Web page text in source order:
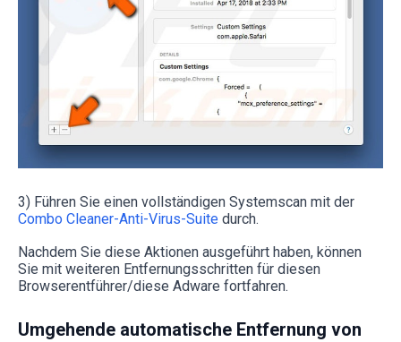
3) Führen Sie einen vollständigen Systemscan mit der
Combo Cleaner-Anti-Virus-Suite durch.
Nachdem Sie diese Aktionen ausgeführt haben, können
Sie mit weiteren Entfernungsschritten für diesen
Browserentführer/diese Adware fortfahren.
Umgehende automatische Entfernung von